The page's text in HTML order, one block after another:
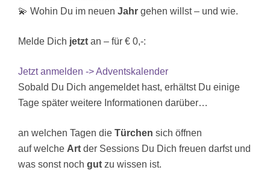
💫 Wohin Du im neuen Jahr gehen willst – und wie.
Melde Dich jetzt an – für € 0,-:
Jetzt anmelden -> Adventskalender
Sobald Du Dich angemeldet hast, erhältst Du einige
Tage später weitere Informationen darüber…
an welchen Tagen die Türchen sich öffnen
auf welche Art der Sessions Du Dich freuen darfst und
was sonst noch gut zu wissen ist.